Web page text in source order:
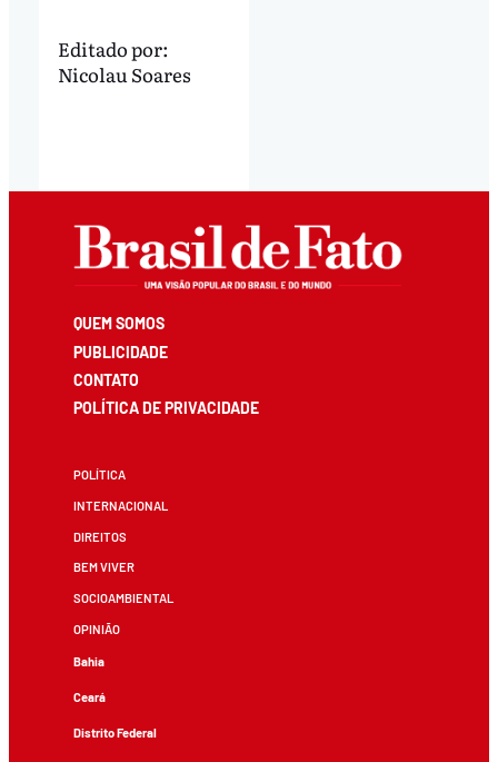
Editado por:
Nicolau Soares
QUEM SOMOS
PUBLICIDADE
CONTATO
POLÍTICA DE PRIVACIDADE
POLÍTICA
INTERNACIONAL
DIREITOS
BEM VIVER
SOCIOAMBIENTAL
OPINIÃO
Bahia
Ceará
Distrito Federal